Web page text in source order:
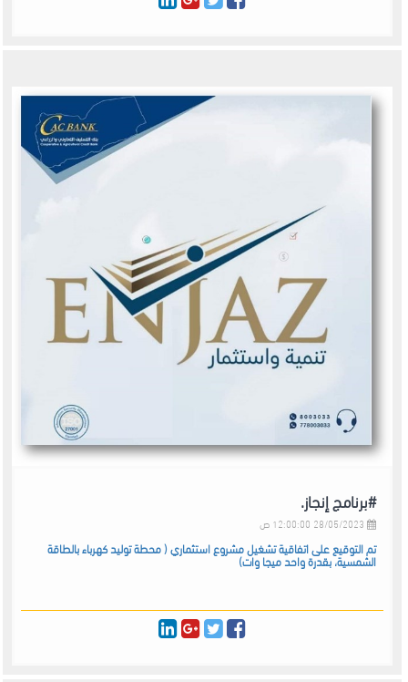
#برنامج إنجاز.
تم التوقيع على اتفاقية تشغيل مشروع استثماري ( محطة توليد كهرباء بالطاقة
الشمسية، بقدرة واحد ميجا وات)